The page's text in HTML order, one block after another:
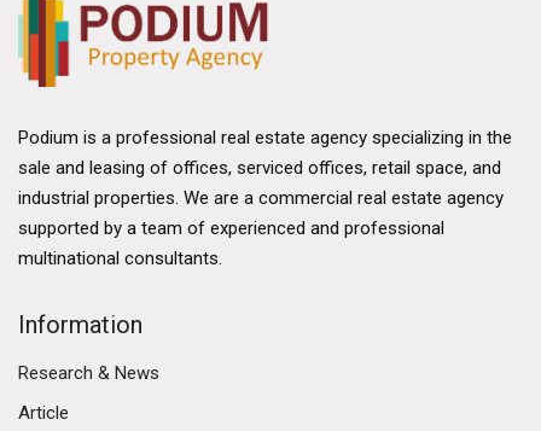
Podium is a professional real estate agency specializing in the
sale and leasing of offices, serviced offices, retail space, and
industrial properties. We are a commercial real estate agency
supported by a team of experienced and professional
multinational consultants.
Information
Research & News
Article